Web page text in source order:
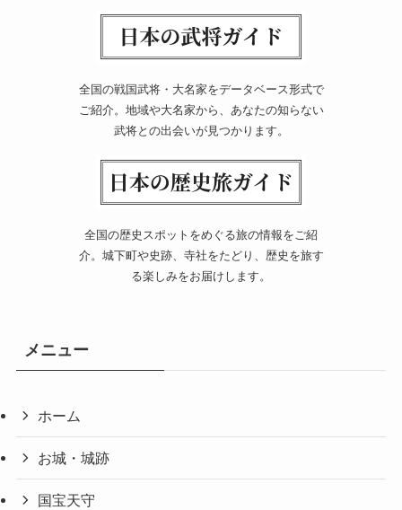
全国の戦国武将・大名家をデータベース形式で
ご紹介。地域や大名家から、あなたの知らない
武将との出会いが見つかります。
全国の歴史スポットをめぐる旅の情報をご紹
介。城下町や史跡、寺社をたどり、歴史を旅す
る楽しみをお届けします。
メニュー
ホーム
お城・城跡
国宝天守